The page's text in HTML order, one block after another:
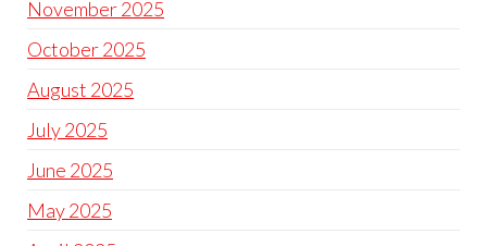
November 2025
October 2025
August 2025
July 2025
June 2025
May 2025